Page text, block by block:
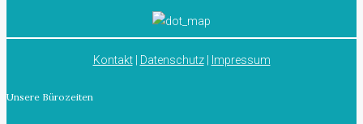
Kontakt| Datenschutz| Impressum
Unsere Bürozeiten